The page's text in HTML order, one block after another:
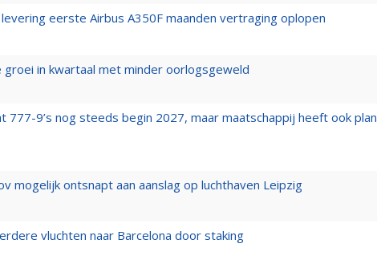
eerste Airbus A350F maanden vertraging oplopen
groei in kwartaal met minder oorlogsgeweld
777-9’s nog steeds begin 2027, maar maatschappij heeft ook plan
mogelijk ontsnapt aan aanslag op luchthaven Leipzig
vluchten naar Barcelona door staking